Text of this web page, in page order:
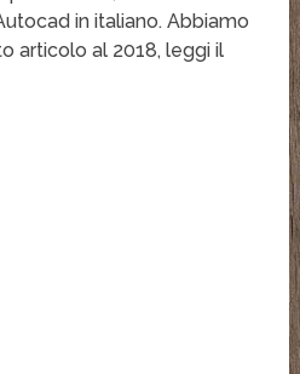
in italiano. Abbiamo
articolo al 2018, leggi il